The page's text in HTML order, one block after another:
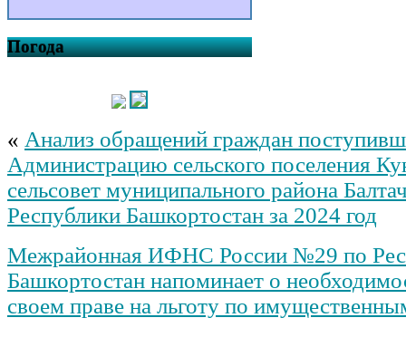
Погода
« Анализ обращений граждан
Администрацию сельского поселения
сельсовет муниципального района
Республики Башкортостан за 2024 год
Межрайонная ИФНС России №29 по
Башкортостан напоминает о
своем праве на льготу по